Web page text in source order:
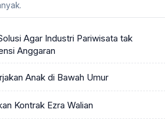
Agar Industri Pariwisata tak
Anggaran
Anak di Bawah Umur
Kontrak Ezra Walian